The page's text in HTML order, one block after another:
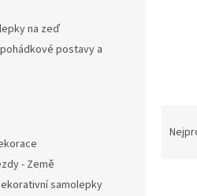
na zeď
postavy a
- Země
samolepky